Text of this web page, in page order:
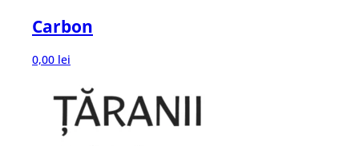
Carbon
0,00 lei